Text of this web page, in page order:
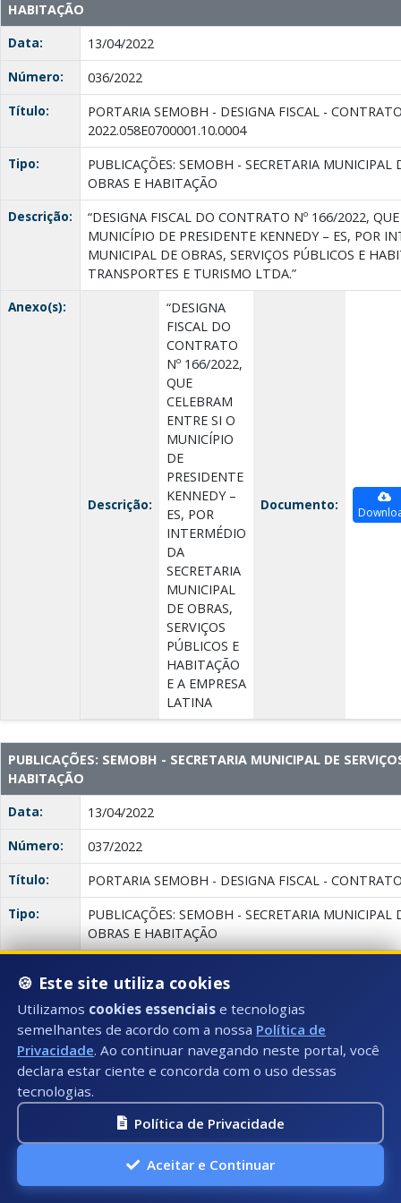
HABITAÇÃO
Data:
13/04/2022
Número:
036/2022
Título:
PORTARIA SEMOBH - DESIGNA FISCAL -
2022.058E0700001.10.0004
Tipo:
PUBLICAÇÕES: SEMOBH - SECRETARIA MUNICIPAL
OBRAS E HABITAÇÃO
Descrição:
“DESIGNA FISCAL DO CONTRATO Nº 166/2022,
MUNICÍPIO DE PRESIDENTE KENNEDY – ES, POR
MUNICIPAL DE OBRAS, SERVIÇOS PÚBLICOS E
TRANSPORTES E TURISMO LTDA.”
Anexo(s):
Descrição:
“DESIGNA
FISCAL DO
CONTRATO
Nº 166/2022,
QUE
CELEBRAM
ENTRE SI O
MUNICÍPIO
DE
PRESIDENTE
KENNEDY –
ES, POR
INTERMÉDIO
DA
SECRETARIA
MUNICIPAL
DE OBRAS,
SERVIÇOS
PÚBLICOS E
HABITAÇÃO
E A EMPRESA
LATINA
Documento:
PUBLICAÇÕES: SEMOBH - SECRETARIA MUNICIPAL DE
HABITAÇÃO
Data:
13/04/2022
Número:
037/2022
Título:
PORTARIA SEMOBH - DESIGNA FISCAL -
Tipo:
PUBLICAÇÕES: SEMOBH - SECRETARIA MUNICIPAL
OBRAS E HABITAÇÃO
MUNICÍPIO DE PRESIDENTE KENNEDY – ES, POR
MUNICIPAL DE OBRAS, SERVIÇOS PÚBLICOS E
SERVIÇOS DE LOCAÇÃO DE MÃO DE OBRA LTDA.”
Anexo(s):
“DESIGNA
FISCAL DO
QUE
ENTRE SI O
MUNICÍPIO
🍪 Este site utiliza cookies
Utilizamos cookies essenciais e tecnologias
semelhantes de acordo com a nossa Política de
Privacidade. Ao continuar navegando neste portal, você
declara estar ciente e concorda com o uso dessas
tecnologias.
Política de Privacidade
Aceitar e Continuar